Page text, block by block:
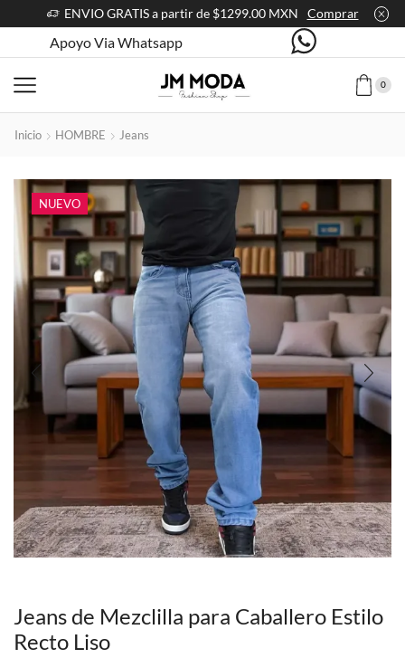
ENVIO GRATIS a partir de $1299.00 MXN Comprar
Apoyo Via Whatsapp
0
Inicio HOMBRE Jeans
NUEVO
Jeans de Mezclilla para Caballero Estilo
Recto Liso